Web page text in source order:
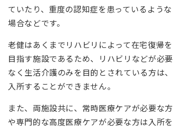
ていたり、重度の認知症を患っているような
場合などです。
老健はあくまでリハビリによって在宅復帰を
目指す施設であるため、リハビリなどが必要
なく生活介護のみを目的とされている方は、
入所することができません。
また、両施設共に、常時医療ケアが必要な方
や専門的な高度医療ケアが必要な方は入所を